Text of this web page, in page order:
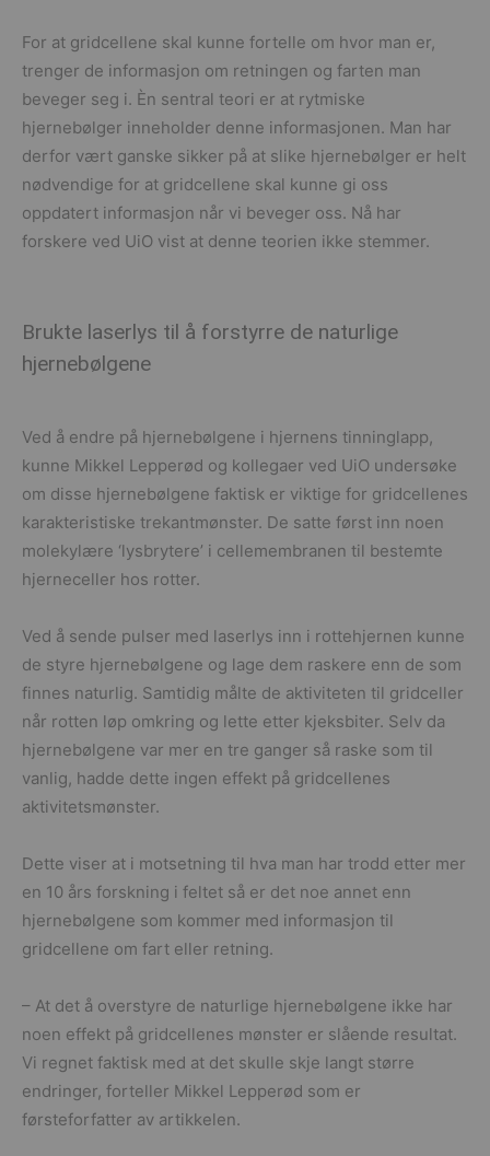
For at gridcellene skal kunne fortelle om hvor man er,
trenger de informasjon om retningen og farten man
beveger seg i. Èn sentral teori er at rytmiske
hjernebølger inneholder denne informasjonen. Man har
derfor vært ganske sikker på at slike hjernebølger er helt
nødvendige for at gridcellene skal kunne gi oss
oppdatert informasjon når vi beveger oss. Nå har
forskere ved UiO vist at denne teorien ikke stemmer.
Brukte laserlys til å forstyrre de naturlige
hjernebølgene
Ved å endre på hjernebølgene i hjernens tinninglapp,
kunne Mikkel Lepperød og kollegaer ved UiO undersøke
om disse hjernebølgene faktisk er viktige for gridcellenes
karakteristiske trekantmønster. De satte først inn noen
molekylære ‘lysbrytere’ i cellemembranen til bestemte
hjerneceller hos rotter.
Ved å sende pulser med laserlys inn i rottehjernen kunne
de styre hjernebølgene og lage dem raskere enn de som
finnes naturlig. Samtidig målte de aktiviteten til gridceller
når rotten løp omkring og lette etter kjeksbiter. Selv da
hjernebølgene var mer en tre ganger så raske som til
vanlig, hadde dette ingen effekt på gridcellenes
aktivitetsmønster.
Dette viser at i motsetning til hva man har trodd etter mer
en 10 års forskning i feltet så er det noe annet enn
hjernebølgene som kommer med informasjon til
gridcellene om fart eller retning.
– At det å overstyre de naturlige hjernebølgene ikke har
noen effekt på gridcellenes mønster er slående resultat.
Vi regnet faktisk med at det skulle skje langt større
endringer, forteller Mikkel Lepperød som er
førsteforfatter av artikkelen.